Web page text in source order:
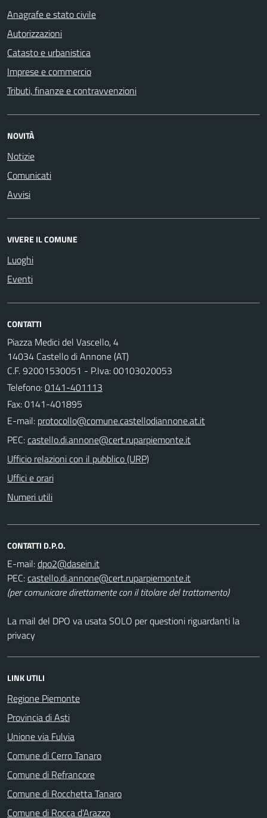
Anagrafe e stato civile
Autorizzazioni
Catasto e urbanistica
Imprese e commercio
Tributi, finanze e contravvenzioni
NOVITÀ
Notizie
Comunicati
Avvisi
VIVERE IL COMUNE
Luoghi
Eventi
CONTATTI
Piazza Medici del Vascello, 4
14034 Castello di Annone (AT)
C.F. 92001530051 - P.Iva: 00103020053
Telefono:0141-401113
Fax: 0141-401895
E-mail:
PEC:
Ufficio relazioni con il pubblico (URP)
Uffici e orari
Numeri utili
CONTATTI D.P.O.
E-mail:
PEC:
(per comunicare direttamente con il titolare del trattamento)
La mail del DPO va usata SOLO per questioni riguardanti la
privacy
LINK UTILI
Regione Piemonte
Provincia di Asti
Unione via Fulvia
Comune di Cerro Tanaro
Comune di Refrancore
Comune di Rocchetta Tanaro
Comune di Rocca d'Arazzo